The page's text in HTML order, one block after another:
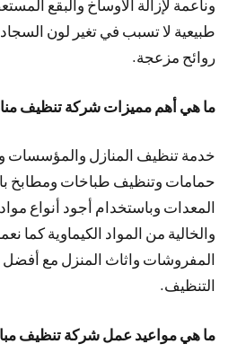
وناعمة لإزالة الاوساخ والبقع
طبيعية لا تسبب في تغير لون
روائح مزعجة.
ما هي أهم مميزات شركة تنظيف
خدمة تنظيف المنازل والمؤسسات
حمامات وتنظيف طباخات ومطابخ
المعدات وباستخدام أجود أنواع
والخالية من المواد الكيماوية كما
المفروشات واثاث المنزل مع أفضل
التنظيف.
ما هي مواعيد عمل شركة تنظيف